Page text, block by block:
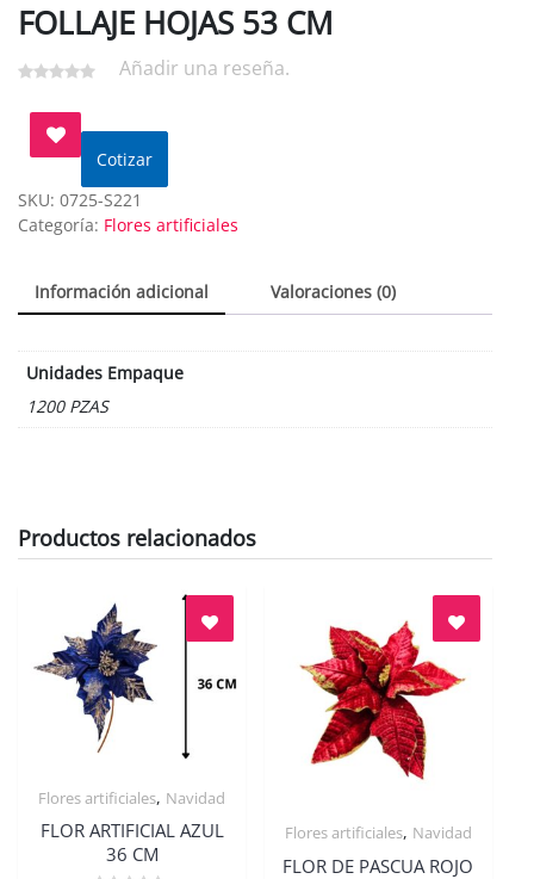
FOLLAJE HOJAS 53 CM
Añadir una reseña.
Cotizar
SKU: 0725-S221
Categoría: Flores artificiales
Información adicional Valoraciones (0)
Unidades Empaque
1200 PZAS
Productos relacionados
Flores artificiales, Navidad
FLOR ARTIFICIAL AZUL
36 CM
Flores artificiales, Navidad
FLOR DE PASCUA ROJO